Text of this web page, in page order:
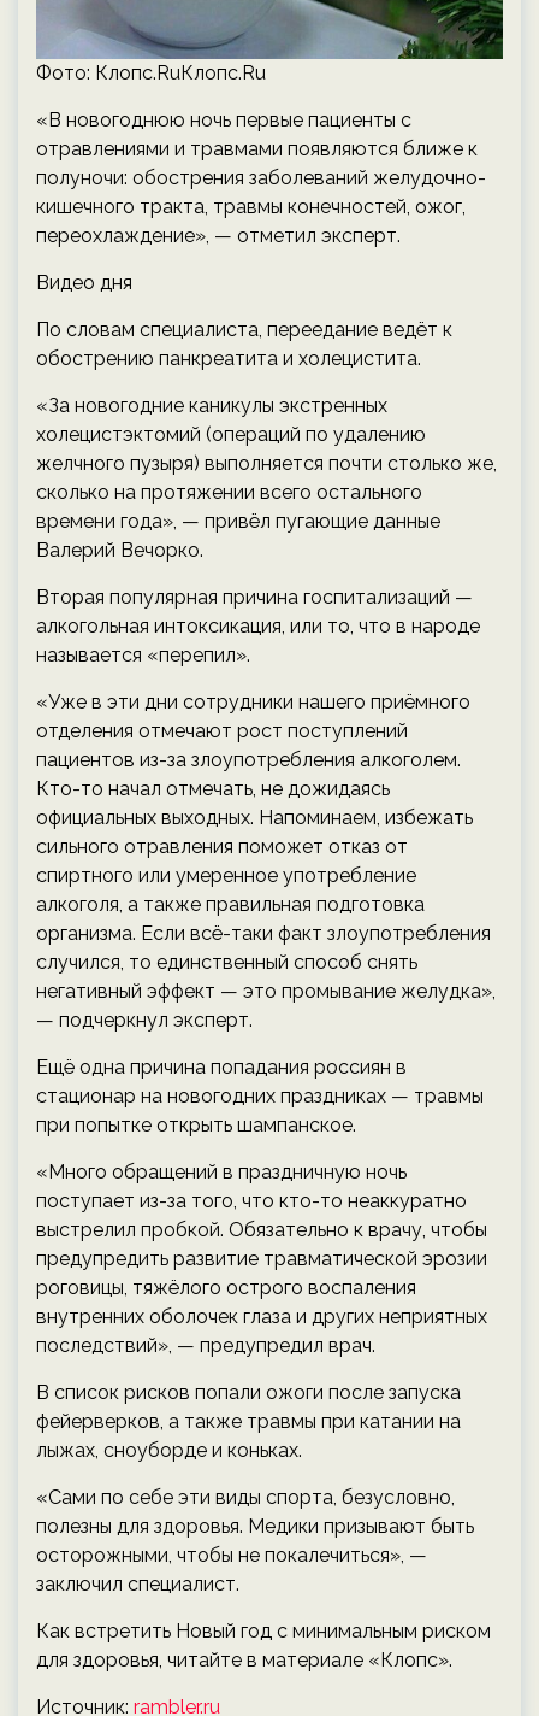
Фото: Клопс.RuКлопс.Ru
«В новогоднюю ночь первые пациенты с
отравлениями и травмами появляются ближе к
полуночи: обострения заболеваний желудочно-
кишечного тракта, травмы конечностей, ожог,
переохлаждение», — отметил эксперт.
Видео дня
По словам специалиста, переедание ведёт к
обострению панкреатита и холецистита.
«За новогодние каникулы экстренных
холецистэктомий (операций по удалению
желчного пузыря) выполняется почти столько же,
сколько на протяжении всего остального
времени года», — привёл пугающие данные
Валерий Вечорко.
Вторая популярная причина госпитализаций —
алкогольная интоксикация, или то, что в народе
называется «перепил».
«Уже в эти дни сотрудники нашего приёмного
отделения отмечают рост поступлений
пациентов из-за злоупотребления алкоголем.
Кто-то начал отмечать, не дожидаясь
официальных выходных. Напоминаем, избежать
сильного отравления поможет отказ от
спиртного или умеренное употребление
алкоголя, а также правильная подготовка
организма. Если всё-таки факт злоупотребления
случился, то единственный способ снять
негативный эффект — это промывание желудка»,
— подчеркнул эксперт.
Ещё одна причина попадания россиян в
стационар на новогодних праздниках — травмы
при попытке открыть шампанское.
«Много обращений в праздничную ночь
поступает из-за того, что кто-то неаккуратно
выстрелил пробкой. Обязательно к врачу, чтобы
предупредить развитие травматической эрозии
роговицы, тяжёлого острого воспаления
внутренних оболочек глаза и других неприятных
последствий», — предупредил врач.
В список рисков попали ожоги после запуска
фейерверков, а также травмы при катании на
лыжах, сноуборде и коньках.
«Сами по себе эти виды спорта, безусловно,
полезны для здоровья. Медики призывают быть
осторожными, чтобы не покалечиться», —
заключил специалист.
Как встретить Новый год с минимальным риском
для здоровья, читайте в материале «Клопс».
Источник: rambler.ru